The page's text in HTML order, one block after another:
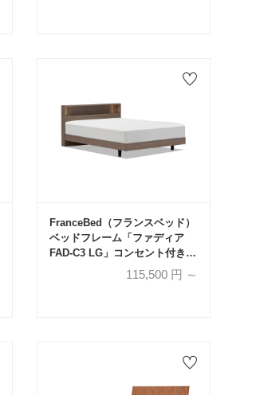
FranceBed（フランスベッド）
ベッドフレーム「ファディア
FAD-C3 LG」コンセント付き
レッグタイプ 全7サイズ 全3色
115,500 円 ～